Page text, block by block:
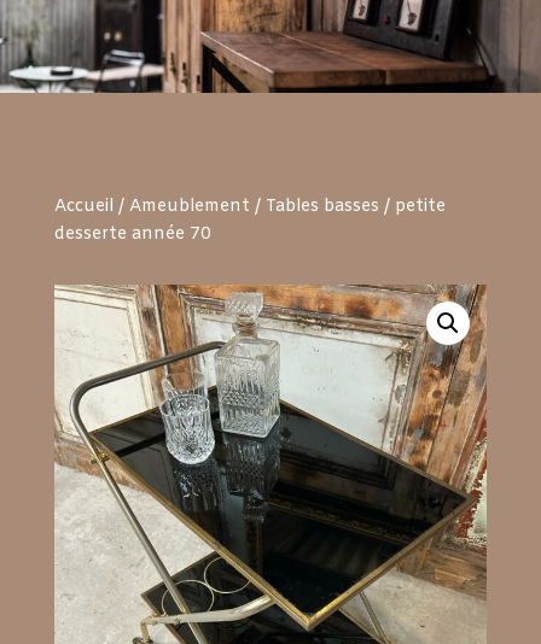
settings and even apply custom CSS to this text in the
module Advanced settings.
Accueil / Ameublement / Tables basses / petite
desserte année 70